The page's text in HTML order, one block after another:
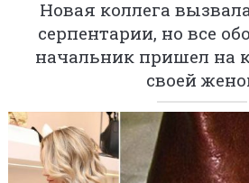
Новая коллега
серпентарии, но все
начальник пришел на
своей